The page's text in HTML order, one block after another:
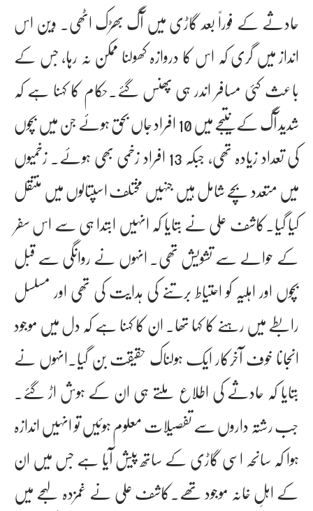
حادثے کے فوراً بعد گاڑی میں آگ بھڑک اٹھی۔ وین اس
انداز میں گری کہ اس کا دروازہ کھولنا ممکن نہ رہا، جس کے
باعث کئی مسافر اندر ہی پھنس گئے۔حکام کا کہنا ہے کہ
شدید آگ کے نتیجے میں 10 افراد جاں بحق ہوئے جن میں بچوں
کی تعداد زیادہ تھی، جبکہ 13 افراد زخمی بھی ہوئے۔ زخمیوں
میں متعدد بچے شامل ہیں جنہیں مختلف اسپتالوں میں منتقل
کیا گیا۔کاشف علی نے بتایا کہ انہیں ابتدا ہی سے اس سفر
کے حوالے سے تشویش تھی۔ انہوں نے روانگی سے قبل
بچوں اور اہلیہ کو احتیاط برتنے کی ہدایت کی تھی اور مسلسل
رابطے میں رہنے کا کہا تھا۔ ان کا کہنا ہے کہ دل میں موجود
انجانا خوف آخرکار ایک ہولناک حقیقت بن گیا۔انہوں نے
بتایا کہ حادثے کی اطلاع ملتے ہی ان کے ہوش اڑ گئے۔
جب رشتہ داروں سے تفصیلات معلوم ہوئیں تو انہیں اندازہ
ہوا کہ سانحہ اسی گاڑی کے ساتھ پیش آیا ہے جس میں ان
کے اہلِ خانہ موجود تھے۔کاشف علی نے غمزدہ لہجے میں